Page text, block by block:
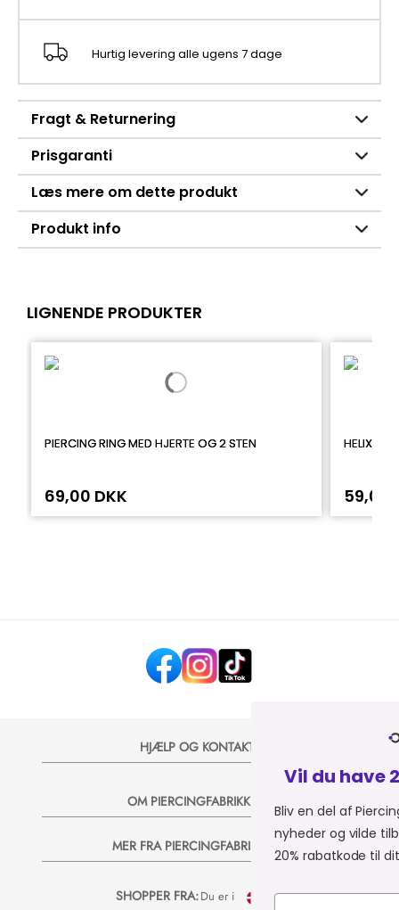
Hurtig levering alle ugens 7 dage
Fragt & Returnering
Prisgaranti
Læs mere om dette produkt
Produkt info
LIGNENDE PRODUKTER
PIERCING RING MED HJERTE OG 2 STEN
69,00 DKK
HELIX
59,00
HJÆLP OG KONTAKT
OM PIERCINGFABRIKKEN
MER FRA PIERCINGFABRIKKEN
SHOPPER FRA:Du er i
Vil du have 20% på dit næste
Bliv en del af Piercingfabrikkens univers, og
nyheder og vilde tilbud på e-mail, så sender vi
20% rabatkode til dit næste køb 💞